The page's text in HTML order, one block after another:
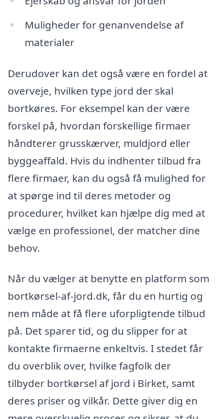
Muligheder for genanvendelse af
materialer
Derudover kan det også være en fordel at
overveje, hvilken type jord der skal
bortkøres. For eksempel kan der være
forskel på, hvordan forskellige firmaer
håndterer grusskærver, muldjord eller
byggeaffald. Hvis du indhenter tilbud fra
flere firmaer, kan du også få mulighed for
at spørge ind til deres metoder og
procedurer, hvilket kan hjælpe dig med at
vælge en professionel, der matcher dine
behov.
Når du vælger at benytte en platform som
bortkørsel-af-jord.dk, får du en hurtig og
nem måde at få flere uforpligtende tilbud
på. Det sparer tid, og du slipper for at
kontakte firmaerne enkeltvis. I stedet får
du overblik over, hvilke fagfolk der
tilbyder bortkørsel af jord i Birket, samt
deres priser og vilkår. Dette giver dig en